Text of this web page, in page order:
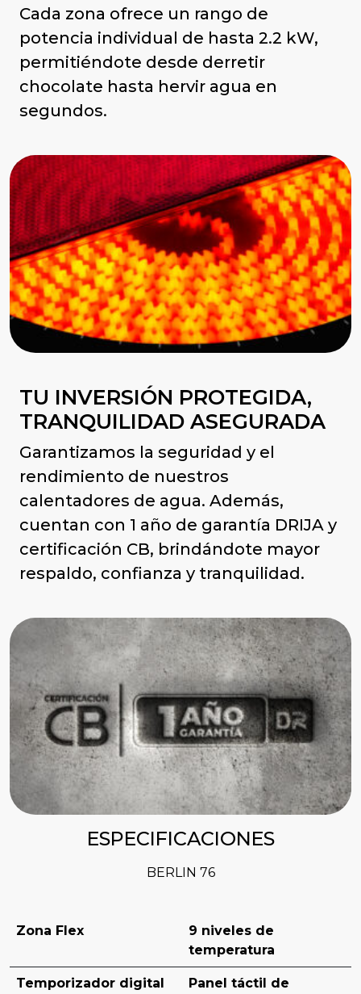
Cada zona ofrece un rango de
potencia individual de hasta 2.2 kW,
permitiéndote desde derretir
chocolate hasta hervir agua en
segundos.
TU INVERSIÓN PROTEGIDA,
TRANQUILIDAD ASEGURADA
Garantizamos la seguridad y el
rendimiento de nuestros
calentadores de agua. Además,
cuentan con 1 año de garantía DRIJA y
certificación CB, brindándote mayor
respaldo, confianza y tranquilidad.
ESPECIFICACIONES
BERLIN 76
Zona Flex
9 niveles de
temperatura
Temporizador digital
Panel táctil de